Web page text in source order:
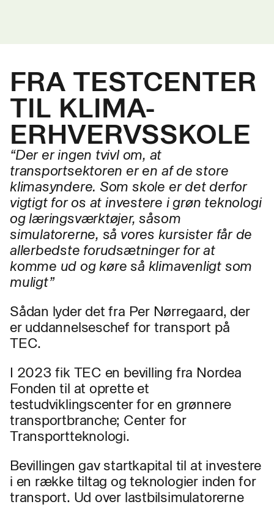
FRA TESTCENTER
TIL KLIMA-
ERHVERVSSKOLE
“Der er ingen tvivl om, at
transportsektoren er en af de store
klimasyndere. Som skole er det derfor
vigtigt for os at investere i grøn teknologi
og læringsværktøjer, såsom
simulatorerne, så vores kursister får de
allerbedste forudsætninger for at
komme ud og køre så klimavenligt som
muligt”
Sådan lyder det fra Per Nørregaard, der
er uddannelseschef for transport på
TEC.
I 2023 fik TEC en bevilling fra Nordea
Fonden til at oprette et
testudviklingscenter for en grønnere
transportbranche; Center for
Transportteknologi.
Bevillingen gav startkapital til at investere
i en række tiltag og teknologier inden for
transport. Ud over lastbilsimulatorerne